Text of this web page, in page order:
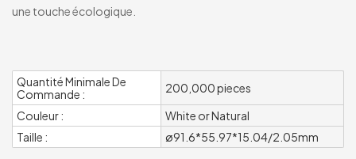
une touche écologique.
Quantité Minimale De
Commande :
200,000 pieces
Couleur :
White or Natural
Taille :
ø91.6*55.97*15.04/2.05mm